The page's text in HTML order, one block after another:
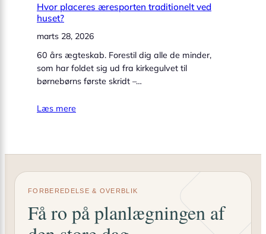
Hvor placeres æresporten traditionelt ved
huset?
marts 28, 2026
60 års ægteskab. Forestil dig alle de minder,
som har foldet sig ud fra kirkegulvet til
børnebørns første skridt –…
Læs mere
FORBEREDELSE & OVERBLIK
Få ro på planlægningen af